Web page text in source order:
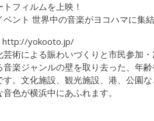
フィルムを上映！
ベント 世界中の音楽がヨコハマに集結
http://yokooto.jp/
術による賑わいづくりと市民参加
楽ジャンルの壁を取り去った、年
。文化施設、観光施設、港、公園
色が横浜中にあふれます。